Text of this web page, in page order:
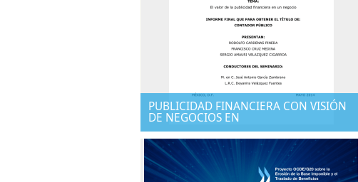
PUBLICIDAD FINANCIERA CON VISIÓN
DE NEGOCIOS EN